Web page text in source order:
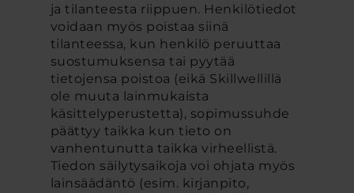
ja tilanteesta riippuen. Henkilötiedot
voidaan myös poistaa siinä
tilanteessa, kun henkilö peruuttaa
suostumuksensa tai pyytää
tietojensa poistoa (eikä Skillwellillä
ole muuta lainmukaista
käsittelyperustetta), sopimussuhde
päättyy taikka kun tieto on
vanhentunutta taikka virheellistä.
Tiedon säilytysaikoja voi ohjata myös
lainsäädäntö (esim. kirjanpito,